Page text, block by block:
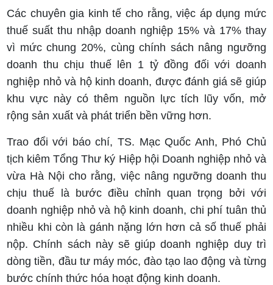
Các chuyên gia kinh tế cho rằng, việc áp dụng mức
thuế suất thu nhập doanh nghiệp 15% và 17% thay
vì mức chung 20%, cùng chính sách nâng ngưỡng
doanh thu chịu thuế lên 1 tỷ đồng đối với doanh
nghiệp nhỏ và hộ kinh doanh, được đánh giá sẽ giúp
khu vực này có thêm nguồn lực tích lũy vốn, mở
rộng sản xuất và phát triển bền vững hơn.
Trao đổi với báo chí, TS. Mạc Quốc Anh, Phó Chủ
tịch kiêm Tổng Thư ký Hiệp hội Doanh nghiệp nhỏ và
vừa Hà Nội cho rằng, việc nâng ngưỡng doanh thu
chịu thuế là bước điều chỉnh quan trọng bởi với
doanh nghiệp nhỏ và hộ kinh doanh, chi phí tuân thủ
nhiều khi còn là gánh nặng lớn hơn cả số thuế phải
nộp. Chính sách này sẽ giúp doanh nghiệp duy trì
dòng tiền, đầu tư máy móc, đào tạo lao động và từng
bước chính thức hóa hoạt động kinh doanh.